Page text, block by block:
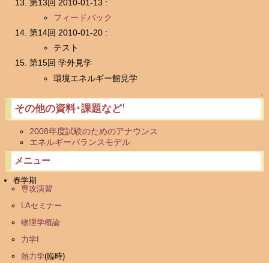
メニュー
春学期
専攻演習
LAセミナー
物理学概論
力学I
熱力学(臨時)
第13回 2010-01-13 :
フィードバック
第14回 2010-01-20 :
テスト
第15回 学外見学
環境エネルギー館見学
↑
その他の資料･課題など†
2008年度試験のためのアナウンス
エネルギーバランスモデル